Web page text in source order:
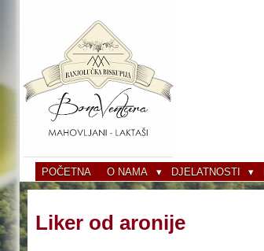
POČETNA O NAMA DJELATNOSTI
Liker od aronije